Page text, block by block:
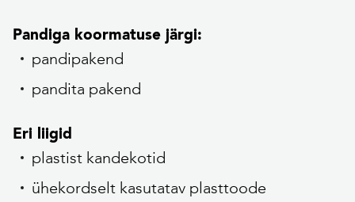
Pandiga koormatuse järgi:
pandipakend
pandita pakend
Eri liigid
plastist kandekotid
ühekordselt kasutatav plasttoode